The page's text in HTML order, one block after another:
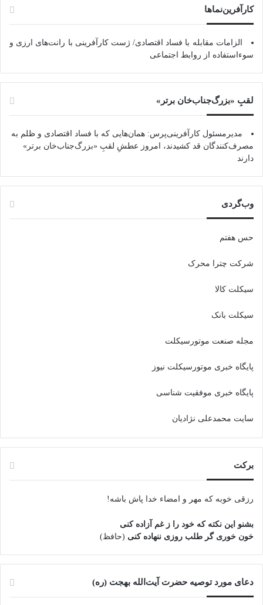
کارآفرین‌نماها
الزامات مقابله با فساد اقتصادی/ ژست کارآفرینی با رانت‌های ارزی و
سوءاستفاده از روابط اجتماعی
لقبِ «بزرگ‌جناب‌خان برتر»
مدیرمسئول کارآفرینی‌پرس: همان‌هایی که با فساد اقتصادی و ظلم به
مصرف‌کنندگان قد کشیدند، امروز عطشِ لقبِ «بزرگ‌جناب‌خان برتر»
دارند
وب‌گردی
حس هفتم
شرکت چترا محرک
سیکلت کالا
سیکلت بانک
مجله صنعت موتورسیکلت
پایگاه خبری موتورسیکلت نیوز
پایگاه خبری موفقیت شناسی
سایت محمدعلی نژادیان
برکت
رزقی خوبه كه مهر و امضاء خدا پاش باشه!
بشنو این نکته که خود را ز غم آزاده کنی
خون خوری گر طلب روزی ننهاده کنی (حافظ)
دعای مورد توصیه حضرت آیت‌الله بهجت (ره)